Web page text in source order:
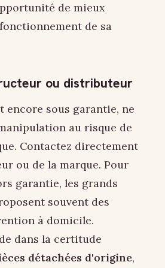
de mieux
de sa
ou distributeur
encore sous garantie, ne
au risque de
Contactez directement
ou de la marque. Pour
garantie, les grands
souvent des
à domicile.
dans la certitude
détachées d'origine,